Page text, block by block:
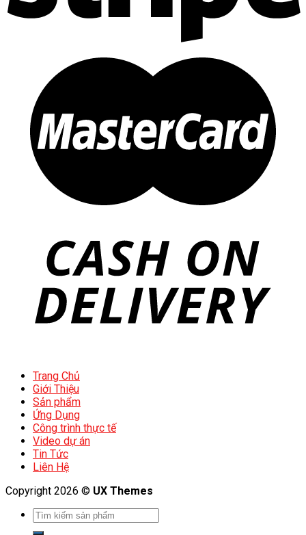
Trang Chủ
Giới Thiệu
Sản phẩm
Ứng Dụng
Công trình thực tế
Video dự án
Tin Tức
Liên Hệ
Copyright 2026 © UX Themes